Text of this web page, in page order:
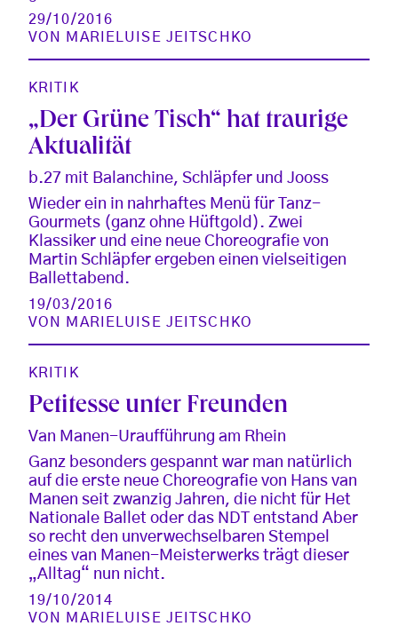
29/10/2016
VON MARIELUISE JEITSCHKO
KRITIK
„Der Grüne Tisch“ hat traurige
Aktualität
b.27 mit Balanchine, Schläpfer und Jooss
Wieder ein in nahrhaftes Menü für Tanz-
Gourmets (ganz ohne Hüftgold). Zwei
Klassiker und eine neue Choreografie von
Martin Schläpfer ergeben einen vielseitigen
Ballettabend.
19/03/2016
VON MARIELUISE JEITSCHKO
KRITIK
Petitesse unter Freunden
Van Manen-Uraufführung am Rhein
Ganz besonders gespannt war man natürlich
auf die erste neue Choreografie von Hans van
Manen seit zwanzig Jahren, die nicht für Het
Nationale Ballet oder das NDT entstand Aber
so recht den unverwechselbaren Stempel
eines van Manen-Meisterwerks trägt dieser
„Alltag“ nun nicht.
19/10/2014
VON MARIELUISE JEITSCHKO